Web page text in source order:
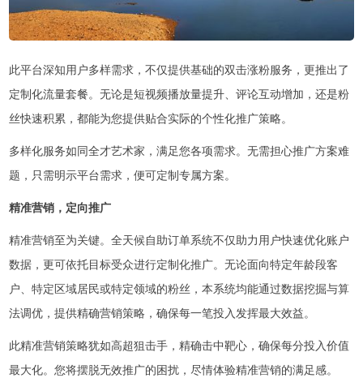
此平台深知用户多样需求，不仅提供基础的双击涨粉服务，更推出了
定制化流量套餐。无论是短视频播放量提升、评论互动增加，还是粉
丝快速积累，都能为您提供贴合实际的个性化推广策略。
多样化服务如同全才艺术家，满足您各项需求。无需担心推广方案难
题，只需明示平台需求，便可定制专属方案。
精准营销，定向推广
精准营销至为关键。全天候自助订单系统不仅助力用户快速优化账户
数据，更可依托目标受众进行定制化推广。无论面向特定年龄段客
户、特定区域居民或特定领域的粉丝，本系统均能通过数据挖掘与算
法调优，提供精确营销策略，确保每一笔投入发挥最大效益。
此精准营销策略犹如高超狙击手，精确击中靶心，确保每分投入价值
最大化。您将摆脱无效推广的困扰，尽情体验精准营销的满足感。